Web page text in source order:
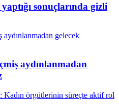
sonuçlarında gizli
aydınlanmadan